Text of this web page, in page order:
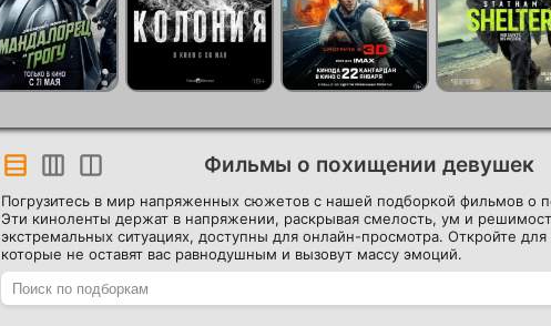
Фильмы о похищении девушек
Погрузитесь в мир напряженных сюжетов с нашей подборкой фильмов о
Эти киноленты держат в напряжении, раскрывая смелость, ум и
экстремальных ситуациях, доступны для онлайн-просмотра. Откройте
которые не оставят вас равнодушным и вызовут массу эмоций.